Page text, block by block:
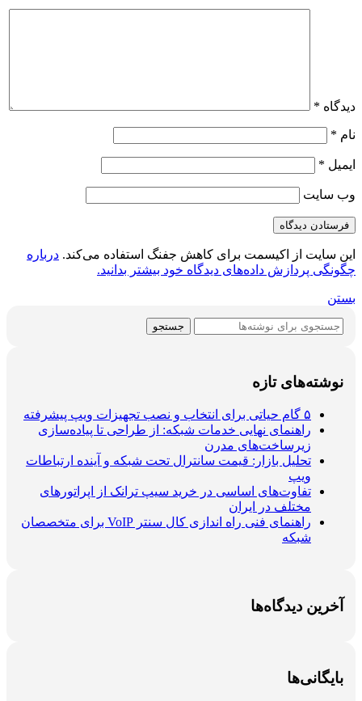
دیدگاه *
نام *
ایمیل *
وب‌ سایت
این سایت از اکیسمت برای کاهش جفنگ استفاده می‌کند. درباره
چگونگی پردازش داده‌های دیدگاه خود بیشتر بدانید.
بستن
جستجو
نوشته‌های تازه
۵ گام حیاتی برای انتخاب و نصب تجهیزات ویپ پیشرفته
راهنمای نهایی خدمات شبکه: از طراحی تا پیاده‌سازی
زیرساخت‌های مدرن
تحلیل بازار: قیمت سانترال تحت شبکه و آینده ارتباطات
ویپ
تفاوت‌های اساسی در خرید سیپ ترانک از اپراتورهای
مختلف در ایران
راهنمای فنی راه اندازی کال سنتر VoIP برای متخصصان
شبکه
آخرین دیدگاه‌ها
بایگانی‌ها